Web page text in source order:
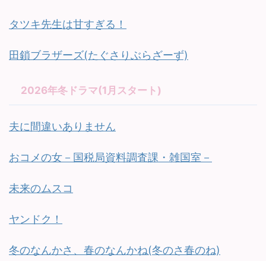
タツキ先生は甘すぎる！
田鎖ブラザーズ(たぐさりぶらざーず)
2026年冬ドラマ(1月スタート)
夫に間違いありません
おコメの女－国税局資料調査課・雑国室－
未来のムスコ
ヤンドク！
冬のなんかさ、春のなんかね(冬のさ春のね)